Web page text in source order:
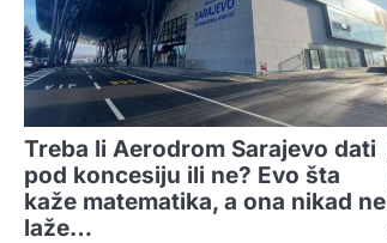
Treba li Aerodrom Sarajevo dati
pod koncesiju ili ne? Evo šta
kaže matematika, a ona nikad ne
laže…